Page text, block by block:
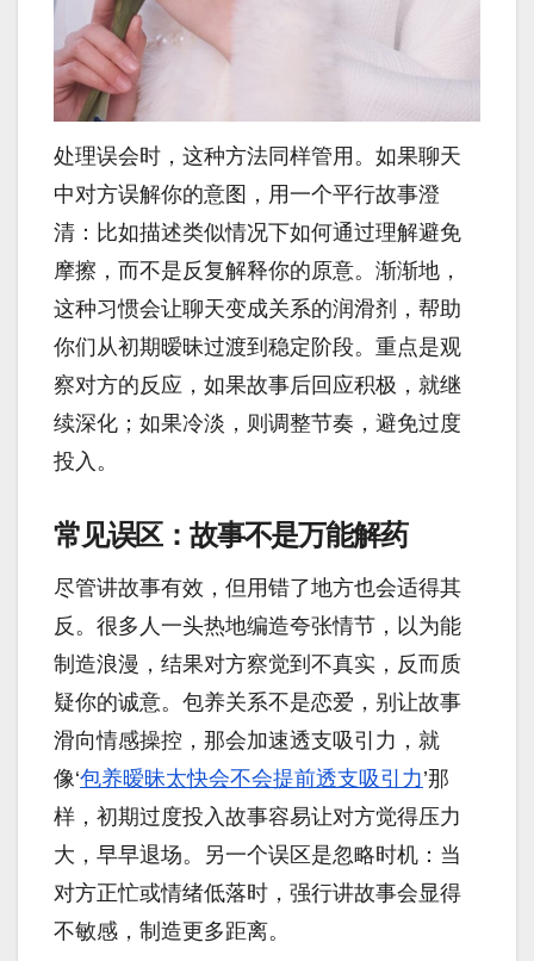
处理误会时，这种方法同样管用。如果聊天
中对方误解你的意图，用一个平行故事澄
清：比如描述类似情况下如何通过理解避免
摩擦，而不是反复解释你的原意。渐渐地，
这种习惯会让聊天变成关系的润滑剂，帮助
你们从初期暧昧过渡到稳定阶段。重点是观
察对方的反应，如果故事后回应积极，就继
续深化；如果冷淡，则调整节奏，避免过度
投入。
常见误区：故事不是万能解药
尽管讲故事有效，但用错了地方也会适得其
反。很多人一头热地编造夸张情节，以为能
制造浪漫，结果对方察觉到不真实，反而质
疑你的诚意。包养关系不是恋爱，别让故事
滑向情感操控，那会加速透支吸引力，就
像‘包养暧昧太快会不会提前透支吸引力’那
样，初期过度投入故事容易让对方觉得压力
大，早早退场。另一个误区是忽略时机：当
对方正忙或情绪低落时，强行讲故事会显得
不敏感，制造更多距离。